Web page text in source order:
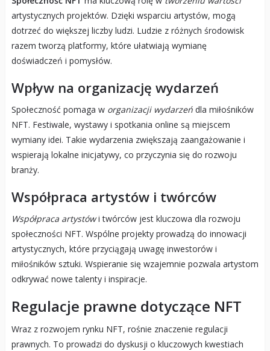
artystycznych projektów. Dzięki wsparciu artystów, mogą
dotrzeć do większej liczby ludzi. Ludzie z różnych środowisk
razem tworzą platformy, które ułatwiają wymianę
doświadczeń i pomysłów.
Wpływ na organizację wydarzeń
Społeczność pomaga w organizacji wydarzeńdla miłośników
NFT. Festiwale, wystawy i spotkania online są miejscem
wymiany idei. Takie wydarzenia zwiększają zaangażowanie i
wspierają lokalne inicjatywy, co przyczynia się do rozwoju
branży.
Współpraca artystów i twórców
Współpraca artystówi twórców jest kluczowa dla rozwoju
społeczności NFT. Wspólne projekty prowadzą do innowacji
artystycznych, które przyciągają uwagę inwestorów i
miłośników sztuki. Wspieranie się wzajemnie pozwala artystom
odkrywać nowe talenty i inspiracje.
Regulacje prawne dotyczące NFT
Wraz z rozwojem rynku NFT, rośnie znaczenie regulacji
prawnych. To prowadzi do dyskusji o kluczowych kwestiach